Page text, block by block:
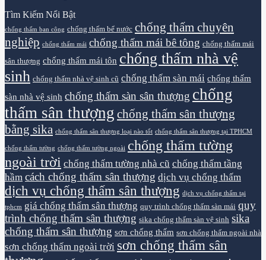
Tìm Kiếm Nổi Bật
chống thấm ban công chống thấm bể nước chống thấm chuyên
nghiệp chống thấm mái chống thấm mái bê tông chống thấm mái
sân thượng chống thấm mái tôn chống thấm nhà vệ
sinh chống thấm nhà vệ sinh cũ chống thấm sàn mái chống thấm
sàn nhà vệ sinh chống thấm sàn sân thượng chống
thấm sân thượng chống thấm sân thượng
bằng sika chống thấm sân thượng loại nào tốt chống thấm sân thượng tại TPHCM
chống thấm tường chống thấm tường ngoài chống thấm tường
ngoài trời chống thấm tường nhà cũ chống thấm tầng
hầm cách chống thấm sân thượng dịch vụ chống thấm
dịch vụ chống thấm sân thượng dịch vụ chống thấm tại
tphcm giá chống thấm sân thượng quy trình chống thấm sàn mái quy
trình chống thấm sân thượng sika chống thấm sàn vệ sinh sika
chống thấm sân thượng sơn chống thấm sơn chống thấm ngoài nhà
sơn chống thấm ngoài trời sơn chống thấm sân